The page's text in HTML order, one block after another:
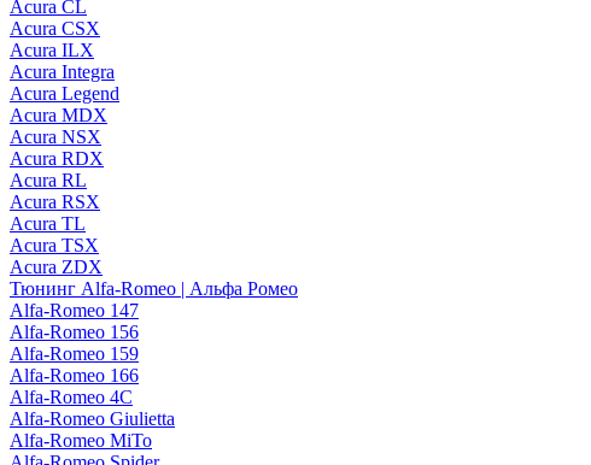
Acura CL
Acura CSX
Acura ILX
Acura Integra
Acura Legend
Acura MDX
Acura NSX
Acura RDX
Acura RL
Acura RSX
Acura TL
Acura TSX
Acura ZDX
Тюнинг Alfa-Romeo | Альфа Ромео
Alfa-Romeo 147
Alfa-Romeo 156
Alfa-Romeo 159
Alfa-Romeo 166
Alfa-Romeo 4C
Alfa-Romeo Giulietta
Alfa-Romeo MiTo